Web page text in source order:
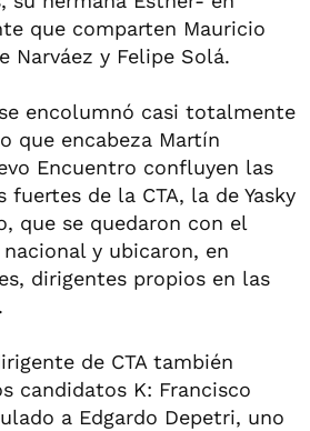
que comparten Mauricio
Narváez y Felipe Solá.
encolumnó casi totalmente
que encabeza Martín
Encuentro confluyen las
fuertes de la CTA, la de Yasky
que se quedaron con el
y ubicaron, en
dirigentes propios en las
de CTA también
candidatos K: Francisco
a Edgardo Depetri, uno